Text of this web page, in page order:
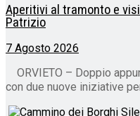
Aperitivi al tramonto e
Patrizio
7 Agosto 2026
ORVIETO – Doppio
con due nuove iniziative